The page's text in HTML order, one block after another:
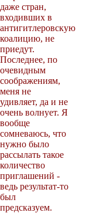
даже стран,
входивших в
антигитлеровскую
коалицию, не
приедут.
Последнее, по
очевидным
соображениям,
меня не
удивляет, да и не
очень волнует. Я
вообще
сомневаюсь, что
нужно было
рассылать такое
количество
приглашений -
ведь результат-то
был
предсказуем.